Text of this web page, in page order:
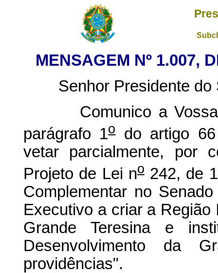
MENSAGEM Nº 1.007,
Senhor Presidente do
Comunico a Vossa
parágrafo 1odo artigo 66
vetar parcialmente, por
Projeto de Lei no242, de
Complementar no
Executivo a criar a
Grande Teresina e
Desenvolvimento da
providências".